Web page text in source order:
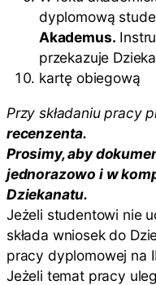
dyplomową
Akademus.
przekazuje
kartę obiegową
Przy składaniu pracy
recenzenta.
Prosimy, aby
jednorazowo i w
Dziekanatu.
Jeżeli studentowi nie
składa wniosek do
pracy dyplomowej na
Jeżeli temat pracy